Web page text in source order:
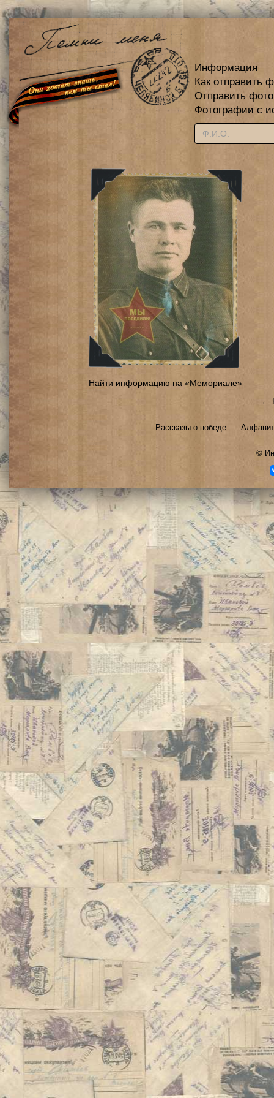
Информация
Как отправить
Отправить
Фотографии с
Найти информацию на «Мемориале»
←
Рассказы о победе
©